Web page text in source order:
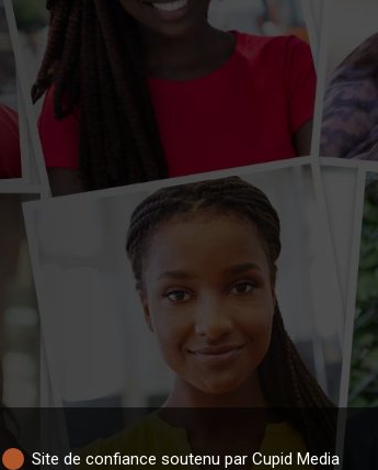
Site de confiance soutenu par Cupid Media